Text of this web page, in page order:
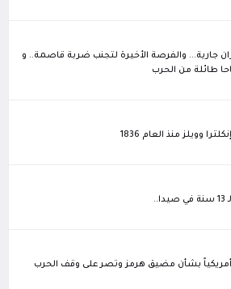
جارية... والفرصة الأخيرة لتجنب ضربة قاصمة.. و
طائلة من الحرب
وويلز منذ العام 1836
بشأن مضيق هرمز وتصر على وقف الحرب